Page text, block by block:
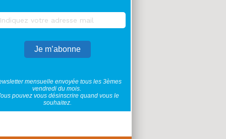
mensuelle envoyée tous les 3èmes
vendredi du mois.
pouvez vous désinscrire quand vous le
souhaitez.